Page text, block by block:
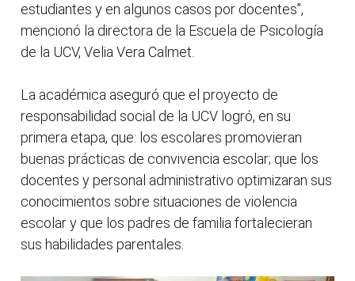
estudiantes y en algunos casos por docentes”,
mencionó la directora de la Escuela de Psicología
de la UCV, Velia Vera Calmet.
La académica aseguró que el proyecto de
responsabilidad social de la UCV logró, en su
primera etapa, que: los escolares promovieran
buenas prácticas de convivencia escolar; que los
docentes y personal administrativo optimizaran sus
conocimientos sobre situaciones de violencia
escolar y que los padres de familia fortalecieran
sus habilidades parentales.